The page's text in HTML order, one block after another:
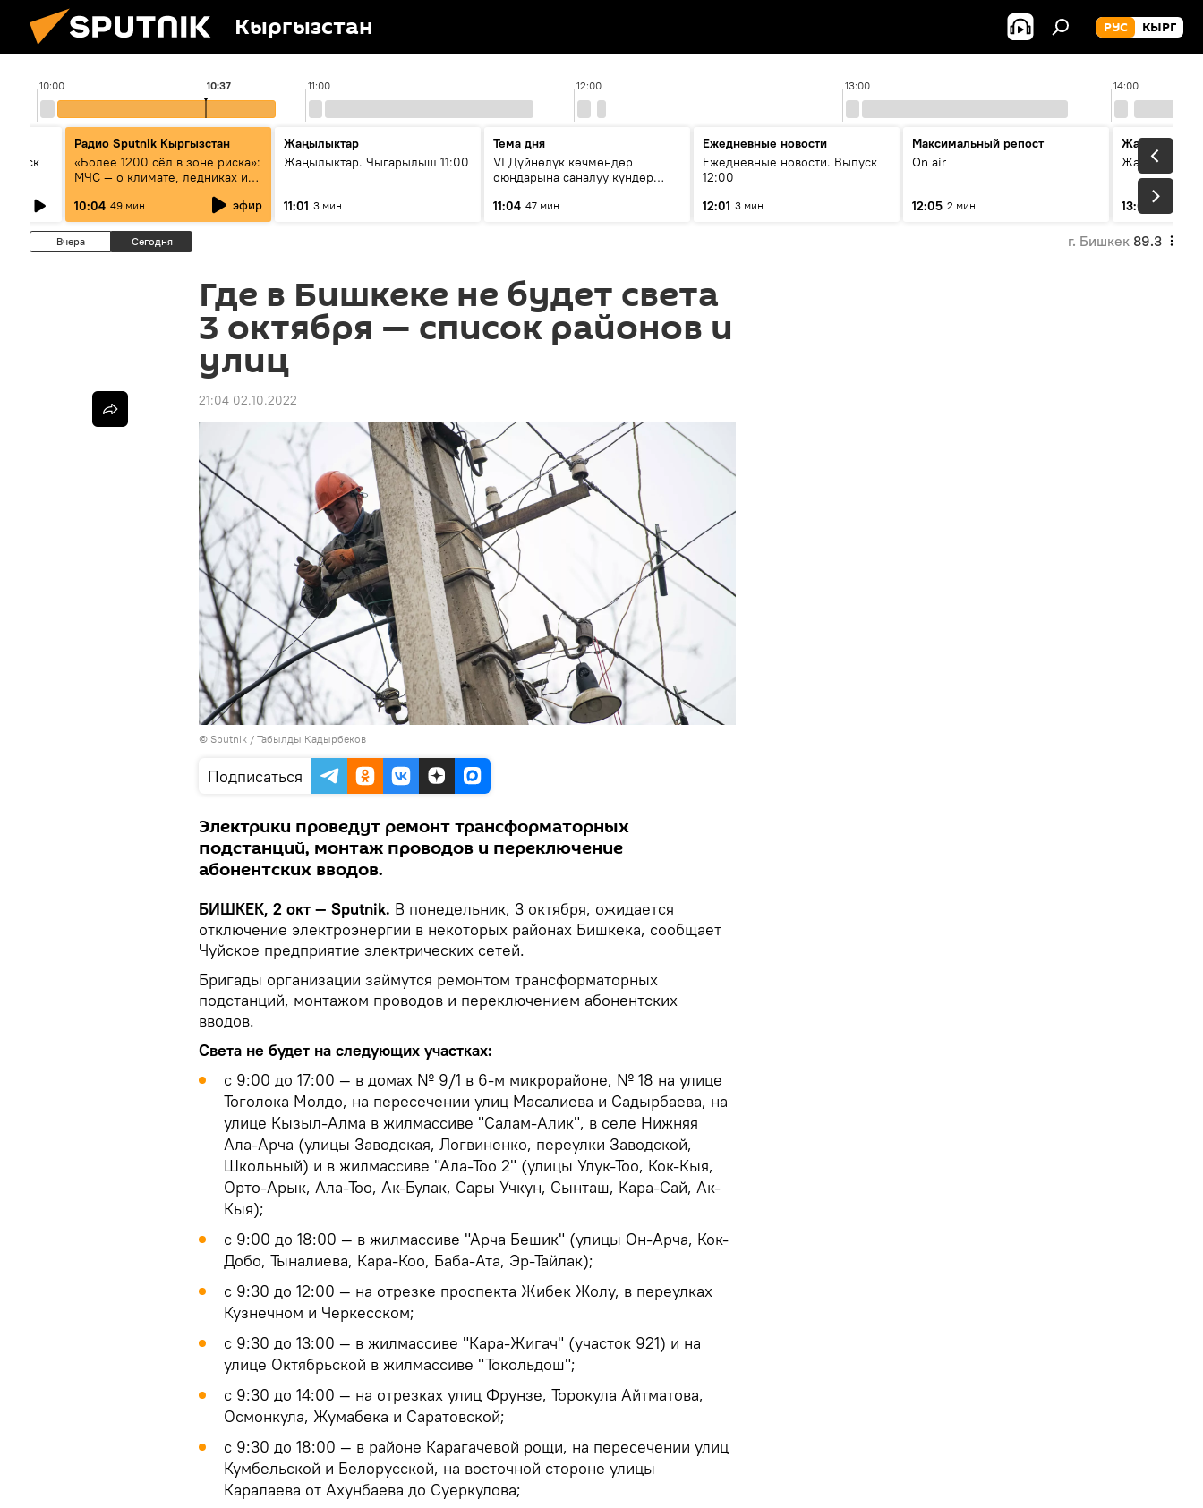
Кыргызстан РУС КЫРГ
10:00 11:00 12:00 13:00 14:00
10:37
Радио Sputnik Кыргызстан
«Более 1200 сёл в зоне риска»:
МЧС — о климате, ледниках и
населения
10:04 49 мин эфир
Жаңылыктар
Жаңылыктар. Чыгарылыш 11:00
11:01 3 мин
Тема дня
VI Дүйнөлүк көчмөндөр
оюндарына саналуу күндөр
этапка жетти?
11:04 47 мин
Ежедневные новости
Ежедневные новости. Выпуск
12:00
12:01 3 мин
Максимальный репост
On air
12:05 2 мин
Жаңылыктар
13:01 3 мин
Вчера Сегодня г. Бишкек 89.3
Где в Бишкеке не будет света
3 октября — список районов и
улиц
21:04 02.10.2022
© Sputnik / Табылды Кадырбеков
Подписаться
Электрики проведут ремонт трансформаторных
подстанций, монтаж проводов и переключение
абонентских вводов.
БИШКЕК, 2 окт — Sputnik. В понедельник, 3 октября, ожидается
отключение электроэнергии в некоторых районах Бишкека, сообщает
Чуйское предприятие электрических сетей.
Бригады организации займутся ремонтом трансформаторных
подстанций, монтажом проводов и переключением абонентских
вводов.
Света не будет на следующих участках:
с 9:00 до 17:00 — в домах № 9/1 в 6-м микрорайоне, № 18 на улице
Тоголока Молдо, на пересечении улиц Масалиева и Садырбаева, на
улице Кызыл-Алма в жилмассиве "Салам-Алик", в селе Нижняя
Ала-Арча (улицы Заводская, Логвиненко, переулки Заводской,
Школьный) и в жилмассиве "Ала-Тоо 2" (улицы Улук-Тоо, Кок-Кыя,
Орто-Арык, Ала-Тоо, Ак-Булак, Сары Учкун, Сынташ, Кара-Сай, Ак-
Кыя);
с 9:00 до 18:00 — в жилмассиве "Арча Бешик" (улицы Он-Арча, Кок-
Добо, Тыналиева, Кара-Коо, Баба-Ата, Эр-Тайлак);
с 9:30 до 12:00 — на отрезке проспекта Жибек Жолу, в переулках
Кузнечном и Черкесском;
с 9:30 до 13:00 — в жилмассиве "Кара-Жигач" (участок 921) и на
улице Октябрьской в жилмассиве "Токольдош";
с 9:30 до 14:00 — на отрезках улиц Фрунзе, Торокула Айтматова,
Осмонкула, Жумабека и Саратовской;
с 9:30 до 18:00 — в районе Карагачевой рощи, на пересечении улиц
Кумбельской и Белорусской, на восточной стороне улицы
Каралаева от Ахунбаева до Суеркулова;